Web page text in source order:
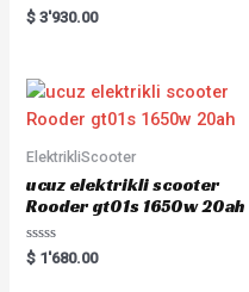
Rated
5.00
$ 3'930.00
ElektrikliScooter
ucuz elektrikli scooter
Rooder gt01s 1650w 20ah
Rated
0
$ 1'680.00